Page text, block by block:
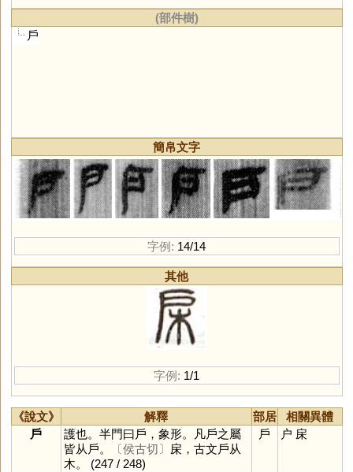
(部件樹)
戶
簡帛文字
字例: 14/14
其他
字例: 1/1
《說文》 解釋 部居
相關異體
戶
護也。半門曰戶，象形。凡戶之屬
皆从戶。
〔侯古切〕 㦿，古文戶从
木。 (247 / 248)
戶 户 㦿